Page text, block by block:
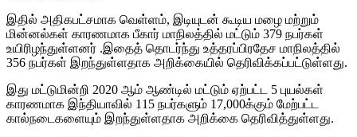
இதில் அதிகபட்சமாக வெள்ளம், இடியுடன் கூடிய மழை மற்றும்
மின்னல்கள் காரணமாக பீகார் மாநிலத்தில் மட்டும் 379 நபர்கள்
உயிரிழந்துள்ளனர் .இதைத் தொடர்ந்து உத்தரப்பிரதேச மாநிலத்தில்
356 நபர்கள் இறந்துள்ளதாக அறிக்கையில் தெரிவிக்கப்பட்டுள்ளது.
இது மட்டுமின்றி 2020 ஆம் ஆண்டில் மட்டும் ஏற்பட்ட 5 புயல்கள்
காரணமாக இந்தியாவில் 115 நபர்களும் 17,000க்கும் மேற்பட்ட
கால்நடைகளையும் இறந்துள்ளதாக அறிக்கை தெரிவித்துள்ளது.